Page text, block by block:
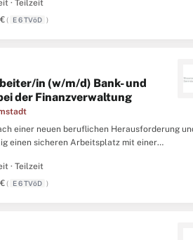
mit derzeit 20 Mitarbeiter/innen bieten wir
· Teilzeit
( E 6 TVöD )
in (w/m/d) Bank- und
der Finanzverwaltung
einer neuen beruflichen Herausforderung
einen sicheren Arbeitsplatz mit einer
mit derzeit 20 Mitarbeiter/innen bieten wir
· Teilzeit
( E 6 TVöD )